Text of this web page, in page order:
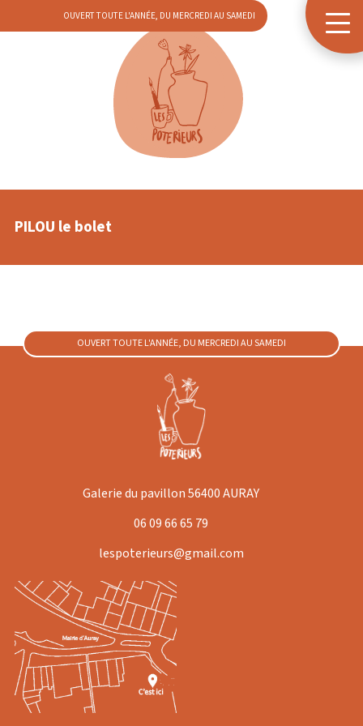
OUVERT TOUTE L'ANNÉE, DU MERCREDI AU SAMEDI
PILOU le bolet
OUVERT TOUTE L'ANNÉE, DU MERCREDI AU SAMEDI
Galerie du pavillon 56400 AURAY
06 09 66 65 79
lespoterieurs@gmail.com